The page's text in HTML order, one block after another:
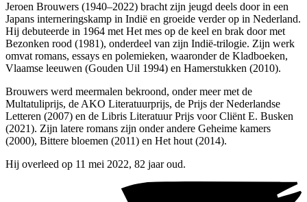
Jeroen Brouwers (1940–2022) bracht zijn jeugd deels door in een
Japans interneringskamp in Indië en groeide verder op in Nederland.
Hij debuteerde in 1964 met Het mes op de keel en brak door met
Bezonken rood (1981), onderdeel van zijn Indië-trilogie. Zijn werk
omvat romans, essays en polemieken, waaronder de Kladboeken,
Vlaamse leeuwen (Gouden Uil 1994) en Hamerstukken (2010).
Brouwers werd meermalen bekroond, onder meer met de
Multatuliprijs, de AKO Literatuurprijs, de Prijs der Nederlandse
Letteren (2007) en de Libris Literatuur Prijs voor Cliënt E. Busken
(2021). Zijn latere romans zijn onder andere Geheime kamers
(2000), Bittere bloemen (2011) en Het hout (2014).
Hij overleed op 11 mei 2022, 82 jaar oud.